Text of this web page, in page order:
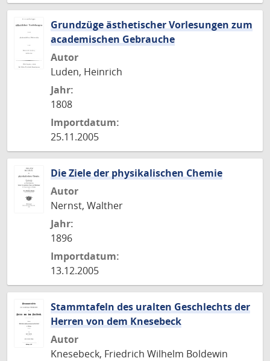
Grundzüge ästhetischer Vorlesungen zum
academischen Gebrauche
Autor
Luden, Heinrich
Jahr:
1808
Importdatum:
25.11.2005
Die Ziele der physikalischen Chemie
Autor
Nernst, Walther
Jahr:
1896
Importdatum:
13.12.2005
Stammtafeln des uralten Geschlechts der
Herren von dem Knesebeck
Autor
Knesebeck, Friedrich Wilhelm Boldewin